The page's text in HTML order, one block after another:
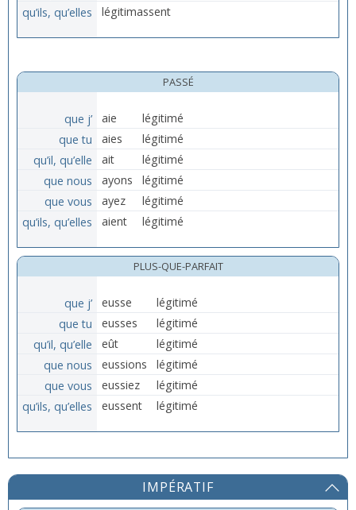
qu’ils, qu’elles
légitimassent
PASSÉ
que j’ aie
légitimé
que tu
aies
légitimé
qu’il, qu’elle
ait
légitimé
que nous
ayons
légitimé
que vous
ayez
légitimé
qu’ils, qu’elles
aient légitimé
PLUS-QUE-PARFAIT
que j’ eusse
légitimé
que tu
eusses
légitimé
qu’il, qu’elle
eût
légitimé
que nous
eussions
légitimé
que vous
eussiez
légitimé
qu’ils, qu’elles
eussent légitimé
IMPÉRATIF